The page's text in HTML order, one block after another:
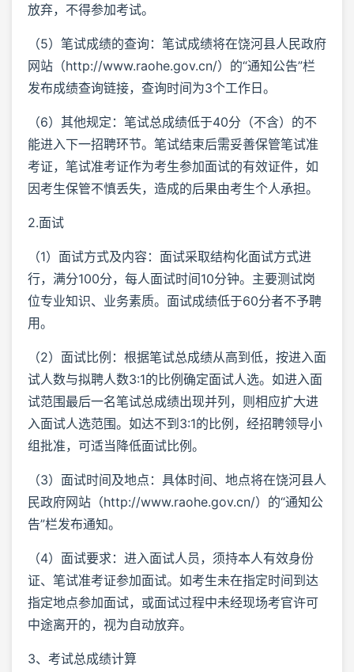
放弃，不得参加考试。
（5）笔试成绩的查询：笔试成绩将在饶河县人民政府
网站（http://www.raohe.gov.cn/）的“通知公告”栏
发布成绩查询链接，查询时间为3个工作日。
（6）其他规定：笔试总成绩低于40分（不含）的不
能进入下一招聘环节。笔试结束后需妥善保管笔试准
考证，笔试准考证作为考生参加面试的有效证件，如
因考生保管不慎丢失，造成的后果由考生个人承担。
2.面试
（1）面试方式及内容：面试采取结构化面试方式进
行，满分100分，每人面试时间10分钟。主要测试岗
位专业知识、业务素质。面试成绩低于60分者不予聘
用。
（2）面试比例：根据笔试总成绩从高到低，按进入面
试人数与拟聘人数3:1的比例确定面试人选。如进入面
试范围最后一名笔试总成绩出现并列，则相应扩大进
入面试人选范围。如达不到3:1的比例，经招聘领导小
组批准，可适当降低面试比例。
（3）面试时间及地点：具体时间、地点将在饶河县人
民政府网站（http://www.raohe.gov.cn/）的“通知公
告”栏发布通知。
（4）面试要求：进入面试人员，须持本人有效身份
证、笔试准考证参加面试。如考生未在指定时间到达
指定地点参加面试，或面试过程中未经现场考官许可
中途离开的，视为自动放弃。
3、考试总成绩计算